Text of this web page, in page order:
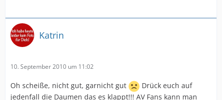
Katrin
10. September 2010 um 11:02
Oh scheiße, nicht gut, garnicht gut
Drück euch auf
jedenfall die Daumen das es klappt!!! AV Fans kann man